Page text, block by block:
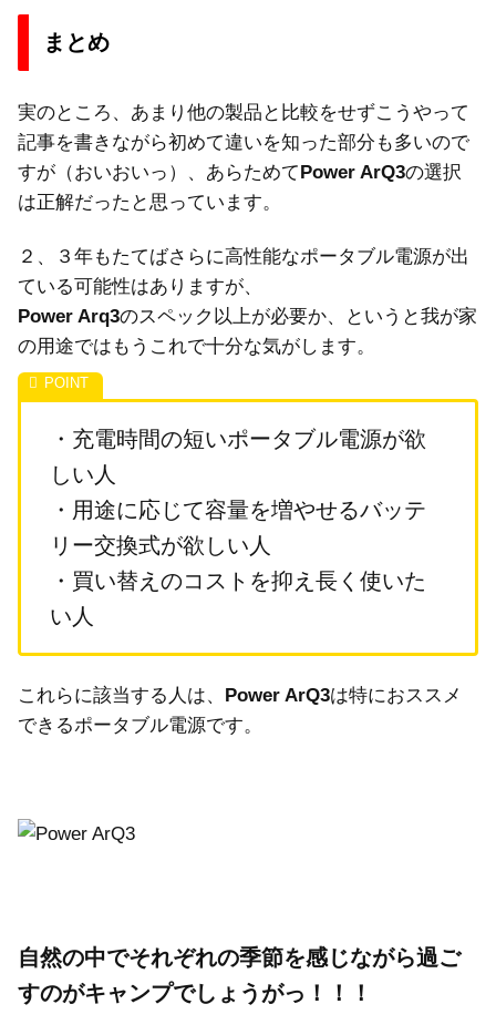
まとめ
実のところ、あまり他の製品と比較をせずこうやって
記事を書きながら初めて違いを知った部分も多いので
すが（おいおいっ）、あらためてPower ArQ3の選択
は正解だったと思っています。
２、３年もたてばさらに高性能なポータブル電源が出
ている可能性はありますが、
Power Arq3のスペック以上が必要か、というと我が家
の用途ではもうこれで十分な気がします。
・充電時間の短いポータブル電源が欲
しい人
・用途に応じて容量を増やせるバッテ
リー交換式が欲しい人
・買い替えのコストを抑え長く使いた
い人
これらに該当する人は、 Power ArQ3は特におススメ
できるポータブル電源です。
自然の中でそれぞれの季節を感じながら過ご
すのがキャンプでしょうがっ！！！